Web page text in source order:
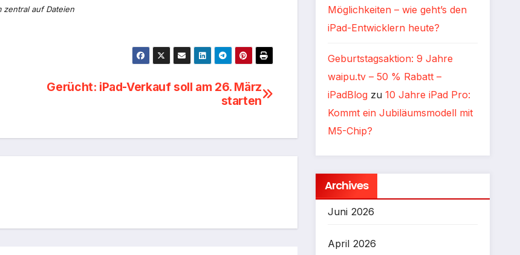
auf Dateien
Gerücht: iPad-Verkauf soll am 26. März
starten
Möglichkeiten – wie geht’s den
iPad-Entwicklern heute?
Geburtstagsaktion: 9 Jahre
waipu.tv – 50 % Rabatt –
iPadBlogzu 10 Jahre iPad Pro:
Kommt ein Jubiläumsmodell mit
M5-Chip?
Archives
Juni 2026
April 2026